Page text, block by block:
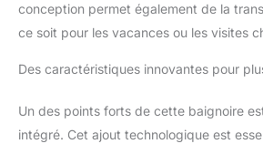
conception permet également de la
ce soit pour les vacances ou les visites
Des caractéristiques innovantes pour
Un des points forts de cette baignoire
intégré. Cet ajout technologique est